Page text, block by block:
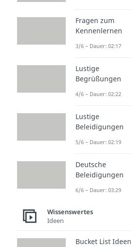
die Worte
eignet sich
Karte zuveredeln
Glückwunsch
„Die Liebe
Geheimnis
— Clemens
„Das
anderen
Julie de
„Zwei
zwei Herzen
„Einzeln
Fragen zum
Kennenlernen
3/6 – Dauer: 02:17
Lustige
Begrüßungen
4/6 – Dauer: 02:22
Lustige
Beleidigungen
5/6 – Dauer: 02:19
Deutsche
Beleidigungen
6/6 – Dauer: 03:29
Wissenswertes
Ideen
Bucket List Ideen